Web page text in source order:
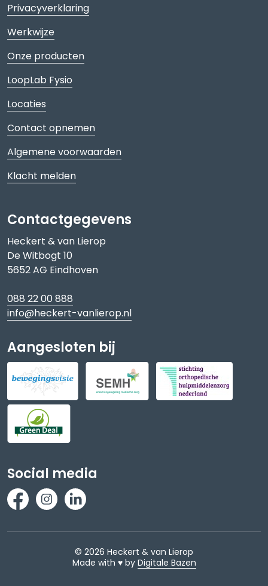
Privacyverklaring
Werkwijze
Onze producten
LoopLab Fysio
Locaties
Contact opnemen
Algemene voorwaarden
Klacht melden
Contactgegevens
Heckert & van Lierop
De Witbogt 10
5652 AG Eindhoven
088 22 00 888
info@heckert-vanlierop.nl
Aangesloten bij
Social media
© 2026 Heckert & van Lierop
Made with ♥ by Digitale Bazen